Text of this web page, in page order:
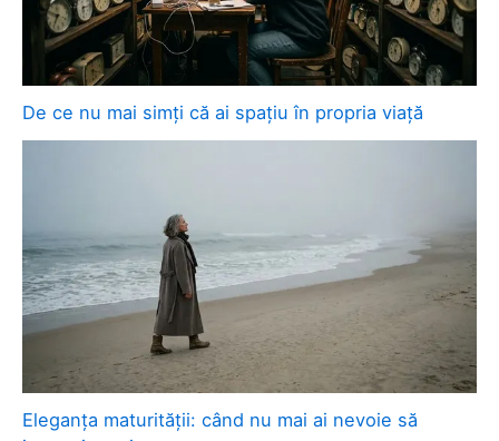
De ce nu mai simți că ai spațiu în propria viață
Eleganța maturității: când nu mai ai nevoie să